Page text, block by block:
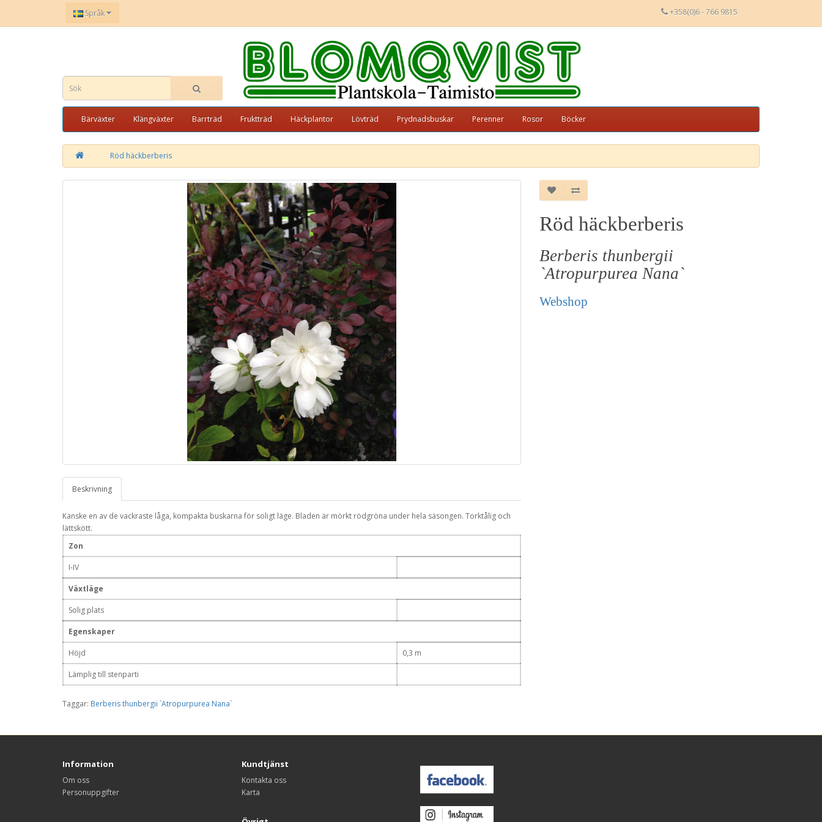
Språk +358(0)6 - 766 9815
Bärväxter Klängväxter Barrträd Fruktträd Häckplantor Lövträd Prydnadsbuskar Perenner Rosor Böcker
Röd häckberberis
Beskrivning
Kanske en av de vackraste låga, kompakta buskarna för soligt läge. Bladen är mörkt rödgröna under hela säsongen. Torktålig och
lättskött.
Zon
I-IV
Växtläge
Solig plats
Egenskaper
Höjd 0,3 m
Lämplig till stenparti
Röd häckberberis
Berberis thunbergii
`Atropurpurea Nana`
Webshop
Taggar: Berberis thunbergii `Atropurpurea Nana`
Information
Om oss
Personuppgifter
Kundtjänst
Kontakta oss
Karta